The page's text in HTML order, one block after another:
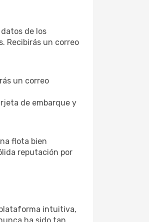
de los
Recibirás un correo
un correo
de embarque y
flota bien
reputación por
intuitiva,